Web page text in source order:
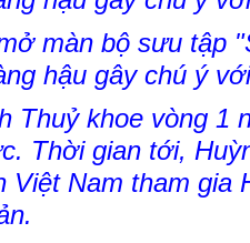
màn bộ sưu tập
hậu gây chú ý